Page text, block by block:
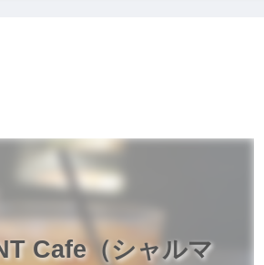
Cafe（シャルマ